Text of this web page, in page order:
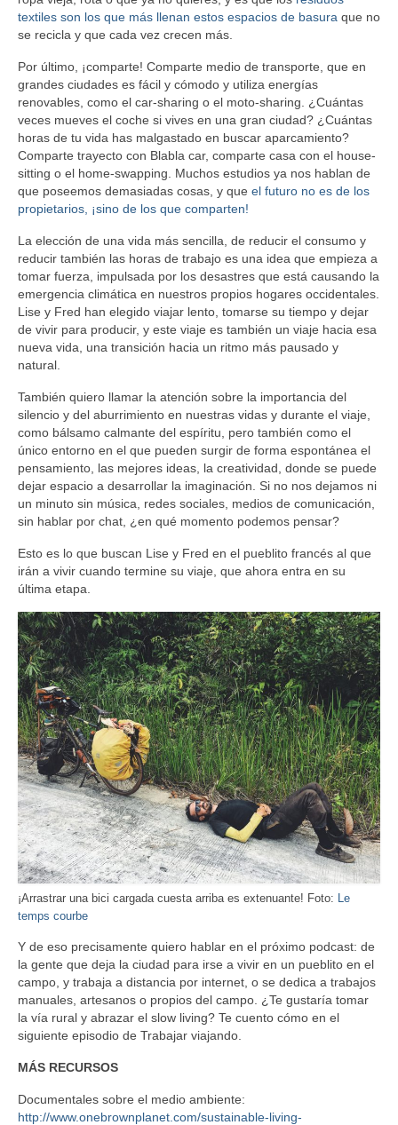
textiles son los que más llenan estos espacios de basura que no
se recicla y que cada vez crecen más.
Por último, ¡comparte! Comparte medio de transporte, que en
grandes ciudades es fácil y cómodo y utiliza energías
renovables, como el car-sharing o el moto-sharing. ¿Cuántas
veces mueves el coche si vives en una gran ciudad? ¿Cuántas
horas de tu vida has malgastado en buscar aparcamiento?
Comparte trayecto con Blabla car, comparte casa con el house-
sitting o el home-swapping. Muchos estudios ya nos hablan de
que poseemos demasiadas cosas, y que el futuro no es de los
propietarios, ¡sino de los que comparten!
La elección de una vida más sencilla, de reducir el consumo y
reducir también las horas de trabajo es una idea que empieza a
tomar fuerza, impulsada por los desastres que está causando la
emergencia climática en nuestros propios hogares occidentales.
Lise y Fred han elegido viajar lento, tomarse su tiempo y dejar
de vivir para producir, y este viaje es también un viaje hacia esa
nueva vida, una transición hacia un ritmo más pausado y
natural.
También quiero llamar la atención sobre la importancia del
silencio y del aburrimiento en nuestras vidas y durante el viaje,
como bálsamo calmante del espíritu, pero también como el
único entorno en el que pueden surgir de forma espontánea el
pensamiento, las mejores ideas, la creatividad, donde se puede
dejar espacio a desarrollar la imaginación. Si no nos dejamos ni
un minuto sin música, redes sociales, medios de comunicación,
sin hablar por chat, ¿en qué momento podemos pensar?
Esto es lo que buscan Lise y Fred en el pueblito francés al que
irán a vivir cuando termine su viaje, que ahora entra en su
última etapa.
¡Arrastrar una bici cargada cuesta arriba es extenuante! Foto:
Le
temps courbe
Y de eso precisamente quiero hablar en el próximo podcast: de
la gente que deja la ciudad para irse a vivir en un pueblito en el
campo, y trabaja a distancia por internet, o se dedica a trabajos
manuales, artesanos o propios del campo. ¿Te gustaría tomar
la vía rural y abrazar el slow living? Te cuento cómo en el
siguiente episodio de Trabajar viajando.
MÁS RECURSOS
Documentales sobre el medio ambiente:
http://www.onebrownplanet.com/sustainable-living-